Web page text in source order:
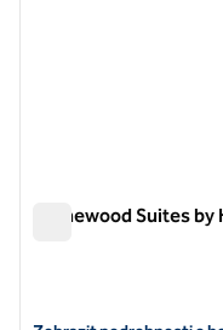
Homewood Suites